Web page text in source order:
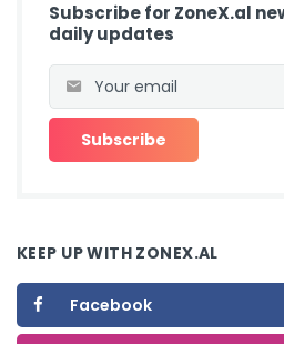
Subscribe for ZoneX.al
daily updates
KEEP UP WITH ZONEX.AL
Facebook